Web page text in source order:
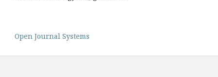
Open Journal Systems